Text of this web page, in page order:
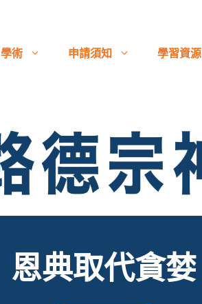
學術 申請須知 學習資源
恩典取代貪婪